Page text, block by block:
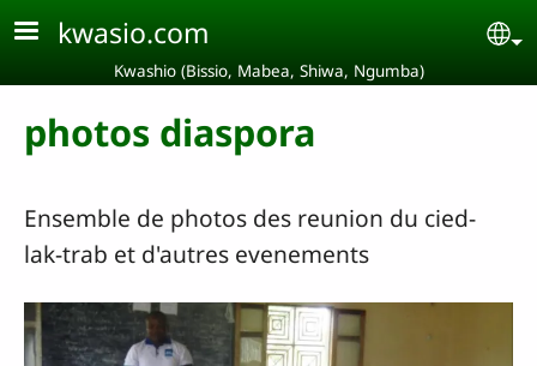
Aller au contenu principal
kwasio.com
Kwashio (Bissio, Mabea, Shiwa, Ngumba)
photos diaspora
Ensemble de photos des reunion du cied-
lak-trab et d'autres evenements